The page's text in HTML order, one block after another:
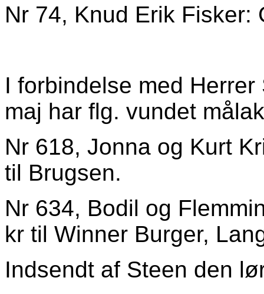
Nr 74, Knud Erik Fisker:
I forbindelse med
maj har flg. vundet
Nr 618, Jonna og Kurt
til Brugsen.
Nr 634, Bodil og
kr til Winner Burger,
Indsendt af Steen den